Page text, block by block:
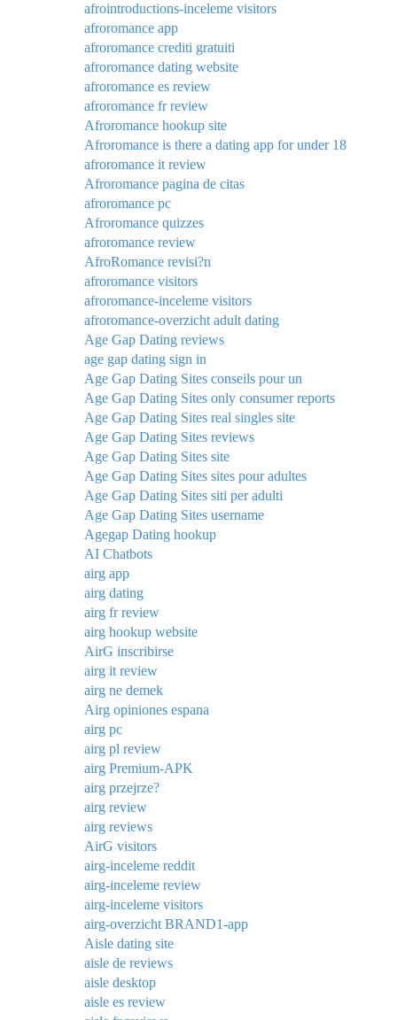
afrointroductions-inceleme visitors
afroromance app
afroromance crediti gratuiti
afroromance dating website
afroromance es review
afroromance fr review
Afroromance hookup site
Afroromance is there a dating app for under 18
afroromance it review
Afroromance pagina de citas
afroromance pc
Afroromance quizzes
afroromance review
AfroRomance revisi?n
afroromance visitors
afroromance-inceleme visitors
afroromance-overzicht adult dating
Age Gap Dating reviews
age gap dating sign in
Age Gap Dating Sites conseils pour un
Age Gap Dating Sites only consumer reports
Age Gap Dating Sites real singles site
Age Gap Dating Sites reviews
Age Gap Dating Sites site
Age Gap Dating Sites sites pour adultes
Age Gap Dating Sites siti per adulti
Age Gap Dating Sites username
Agegap Dating hookup
AI Chatbots
airg app
airg dating
airg fr review
airg hookup website
AirG inscribirse
airg it review
airg ne demek
Airg opiniones espana
airg pc
airg pl review
airg Premium-APK
airg przejrze?
airg review
airg reviews
AirG visitors
airg-inceleme reddit
airg-inceleme review
airg-inceleme visitors
airg-overzicht BRAND1-app
Aisle dating site
aisle de reviews
aisle desktop
aisle es review